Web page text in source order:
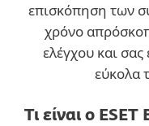
επισκόπηση των
χρόνο
ελέγχου και σας
εύκολα
Τι είναι ο